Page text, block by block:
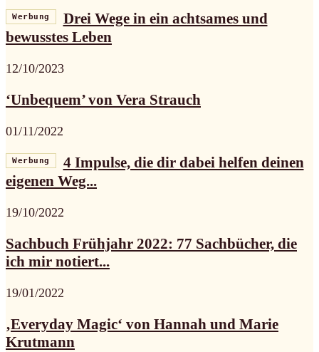
Werbung
Drei Wege in ein achtsames und
bewusstes Leben
12/10/2023
‘Unbequem’ von Vera Strauch
01/11/2022
Werbung
4 Impulse, die dir dabei helfen deinen
eigenen Weg...
19/10/2022
Sachbuch Frühjahr 2022: 77 Sachbücher, die
ich mir notiert...
19/01/2022
‚Everyday Magic‘ von Hannah und Marie
Krutmann